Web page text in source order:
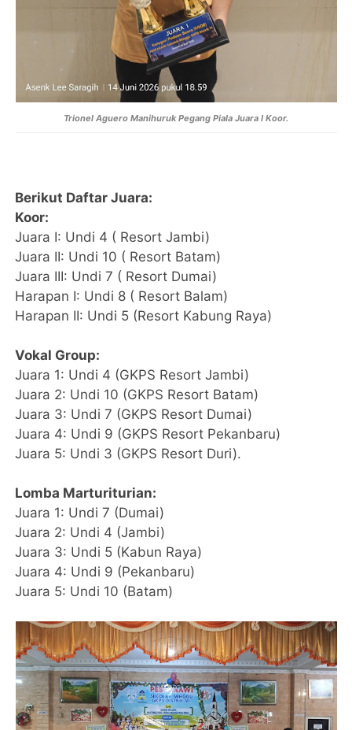
Trionel Aguero Manihuruk Pegang Piala Juara I Koor.
Berikut Daftar Juara:
Koor:
Juara I: Undi 4 ( Resort Jambi)
Juara II: Undi 10 ( Resort Batam)
Juara III: Undi 7 ( Resort Dumai)
Harapan I: Undi 8 ( Resort Balam)
Harapan II: Undi 5 (Resort Kabung Raya)
Vokal Group:
Juara 1: Undi 4 (GKPS Resort Jambi)
Juara 2: Undi 10 (GKPS Resort Batam)
Juara 3: Undi 7 (GKPS Resort Dumai)
Juara 4: Undi 9 (GKPS Resort Pekanbaru)
Juara 5: Undi 3 (GKPS Resort Duri).
Lomba Marturiturian:
Juara 1: Undi 7 (Dumai)
Juara 2: Undi 4 (Jambi)
Juara 3: Undi 5 (Kabun Raya)
Juara 4: Undi 9 (Pekanbaru)
Juara 5: Undi 10 (Batam)